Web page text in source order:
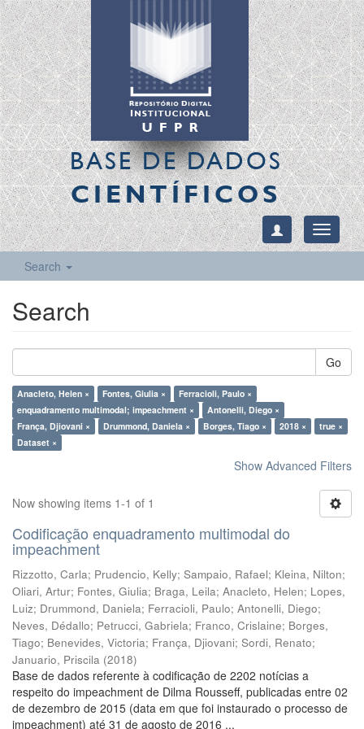
BASE DE DADOS
CIENTÍFICOS
Toggle
Search
Search
Go
Anacleto, Helen × Fontes, Giulia ×
Ferracioli, Paulo ×
enquadramento multimodal; impeachment ×
Antonelli, Diego ×
França, Djiovani ×
Drummond, Daniela × Borges, Tiago × 2018 ×
true ×
Dataset ×
Show Advanced Filters
Now showing items 1-1 of 1
Codificação enquadramento multimodal do
impeachment
Rizzotto, Carla; Prudencio, Kelly; Sampaio, Rafael; Kleina, Nilton;
Oliari, Artur; Fontes, Giulia; Braga, Leila; Anacleto, Helen; Lopes,
Luiz; Drummond, Daniela; Ferracioli, Paulo; Antonelli, Diego;
Neves, Dédallo; Petrucci, Gabriela; Franco, Crislaine; Borges,
Tiago; Benevides, Victoria; França, Djiovani; Sordi, Renato;
Januario, Priscila (2018)
Base de dados referente à codificação de 2202 notícias a
respeito do impeachment de Dilma Rousseff, publicadas entre 02
de dezembro de 2015 (data em que foi instaurado o processo de
impeachment) até 31 de agosto de 2016 ...